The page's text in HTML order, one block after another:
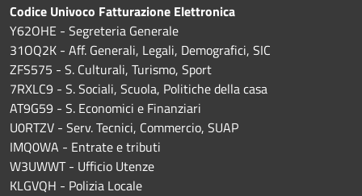
Codice Univoco Fatturazione Elettronica
Y62OHE - Segreteria Generale
31OQ2K - Aff. Generali, Legali, Demografici, SIC
ZFS575 - S. Culturali, Turismo, Sport
7RXLC9 - S. Sociali, Scuola, Politiche della casa
AT9G59 - S. Economici e Finanziari
U0RTZV - Serv. Tecnici, Commercio, SUAP
IMQ0WA - Entrate e tributi
W3UWWT - Ufficio Utenze
KLGVQH - Polizia Locale